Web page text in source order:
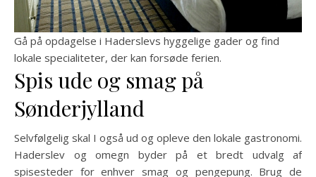
Gå på opdagelse i Haderslevs hyggelige gader og find
lokale specialiteter, der kan forsøde ferien.
Spis ude og smag på
Sønderjylland
Selvfølgelig skal I også ud og opleve den lokale gastronomi.
Haderslev og omegn byder på et bredt udvalg af
spisesteder for enhver smag og pengepung. Brug de